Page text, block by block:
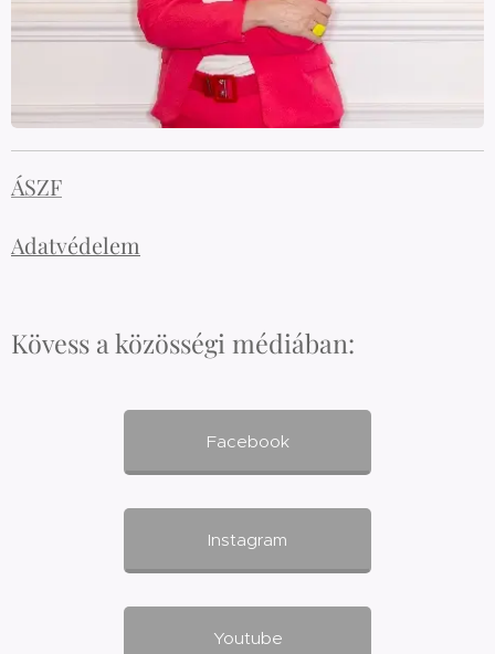
ÁSZF
Adatvédelem
Kövess a közösségi médiában:
Facebook
Instagram
Youtube